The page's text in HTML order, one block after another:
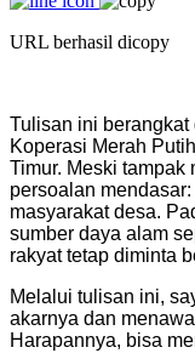
URL berhasil dicopy
Tulisan ini
Koperasi Merah
Timur. Meski tampak
persoalan
masyarakat desa.
sumber daya alam
rakyat tetap diminta
Melalui tulisan ini,
akarnya dan
Harapannya, bisa